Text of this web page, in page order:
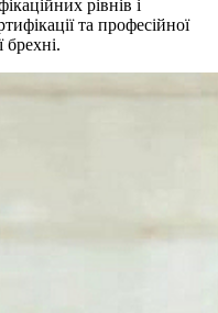
рівнів і
та професійної
брехні.